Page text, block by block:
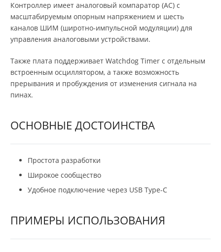
Контроллер имеет аналоговый компаратор (AC) с
масштабируемым опорным напряжением и шесть
каналов ШИМ (широтно-импульсной модуляции) для
управления аналоговыми устройствами.
Также плата поддерживает Watchdog Timer с отдельным
встроенным осциллятором, а также возможность
прерывания и пробуждения от изменения сигнала на
пинах.
ОСНОВНЫЕ ДОСТОИНСТВА
Простота разработки
Широкое сообщество
Удобное подключение через USB Type-C
ПРИМЕРЫ ИСПОЛЬЗОВАНИЯ